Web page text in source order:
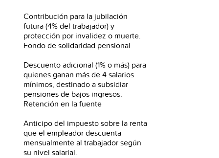
Contribución para la jubilación
futura (4% del trabajador) y
protección por invalidez o muerte.
Fondo de solidaridad pensional
Descuento adicional (1% o más) para
quienes ganan más de 4 salarios
mínimos, destinado a subsidiar
pensiones de bajos ingresos.
Retención en la fuente
Anticipo del impuesto sobre la renta
que el empleador descuenta
mensualmente al trabajador según
su nivel salarial.